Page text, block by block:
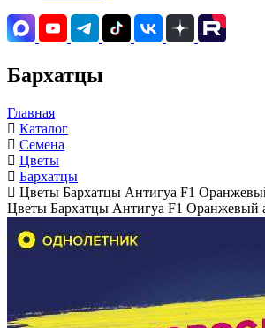
Бархатцы
Главная
Каталог
Семена
Цветы
Бархатцы
Цветы Бархатцы Антигуа F1
Цветы Бархатцы Антигуа F1 Оранжевый